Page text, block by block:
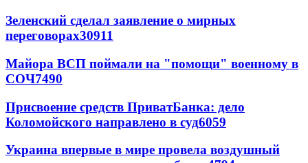
Зеленский сделал заявление о мирных
переговорах30911
Майора ВСП поймали на "помощи" военному в
СОЧ7490
Присвоение средств ПриватБанка: дело
Коломойского направлено в суд6059
Украина впервые в мире провела воздушный